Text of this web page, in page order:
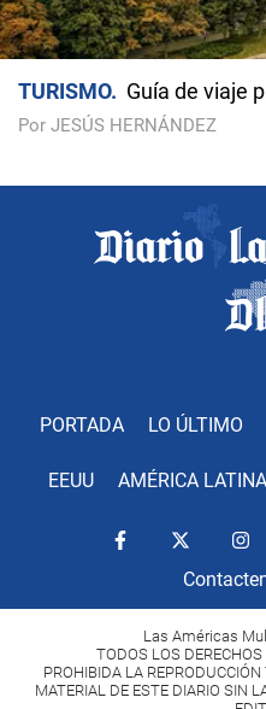
TURISMO Guía de viaje
Por JESÚS HERNÁNDEZ
PORTADA LO ÚLTIMO
EEUU AMÉRICA LATINA
Las Américas
TODOS LOS
PROHIBIDA LA
MATERIAL DE ESTE DIARIO SIN